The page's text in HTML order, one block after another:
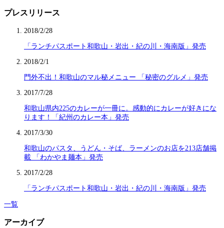
プレスリリース
2018/2/28
「ランチパスポート和歌山・岩出・紀の川・海南版」発売
2018/2/1
門外不出！和歌山のマル秘メニュー 「秘密のグルメ」発売
2017/7/28
和歌山県内225のカレーが一冊に。感動的にカレーが好きにな
ります！「紀州のカレー本」発売
2017/3/30
和歌山のパスタ、うどん・そば、ラーメンのお店を213店舗掲
載 「わかやま麺本」発売
2017/2/28
「ランチパスポート和歌山・岩出・紀の川・海南版」発売
一覧
アーカイブ